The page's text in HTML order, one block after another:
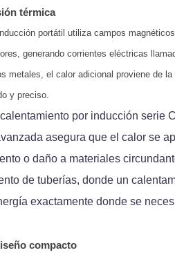
térmica
portátil utiliza campos
generando corrientes eléctricas
metales, el calor adicional proviene de
y preciso.
por inducción serie
asegura que el calor se
o daño a materiales
de tuberías, donde un
exactamente donde se
compacto